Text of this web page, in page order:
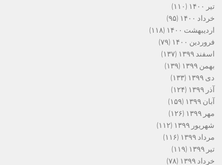
تیر ۱۴۰۰
(۱۱۰)
خرداد ۱۴۰۰
(۹۵)
اردیبهشت ۱۴۰۰
(۱۱۸)
فروردین ۱۴۰۰
(۷۹)
اسفند ۱۳۹۹
(۱۳۷)
بهمن ۱۳۹۹
(۱۳۹)
دی ۱۳۹۹
(۱۳۳)
آذر ۱۳۹۹
(۱۲۴)
آبان ۱۳۹۹
(۱۵۹)
مهر ۱۳۹۹
(۱۲۶)
شهریور ۱۳۹۹
(۱۱۲)
مرداد ۱۳۹۹
(۱۱۶)
تیر ۱۳۹۹
(۱۱۹)
خرداد ۱۳۹۹
(۷۸)